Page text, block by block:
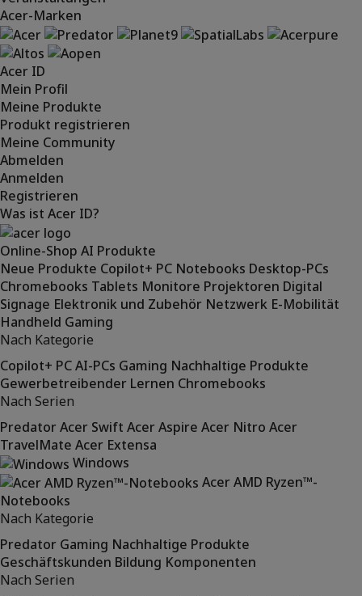
Acer-Marken
Acer ID
Mein Profil
Meine Produkte
Produkt registrieren
Meine Community
Abmelden
Anmelden
Registrieren
Was ist Acer ID?
Online-Shop AI Produkte
Neue Produkte Copilot+ PC Notebooks Desktop-PCs
Chromebooks Tablets Monitore Projektoren Digital
Signage Elektronik und Zubehör Netzwerk E-Mobilität
Handheld Gaming
Nach Kategorie
Copilot+ PCAI-PCs Gaming Nachhaltige Produkte
Gewerbetreibender Lernen Chromebooks
Nach Serien
Predator Acer Swift Acer Aspire Acer Nitro Acer
TravelMate Acer Extensa
Windows
Acer AMD Ryzen™-
Notebooks
Nach Kategorie
Predator Gaming Nachhaltige Produkte
Geschäftskunden Bildung Komponenten
Nach Serien